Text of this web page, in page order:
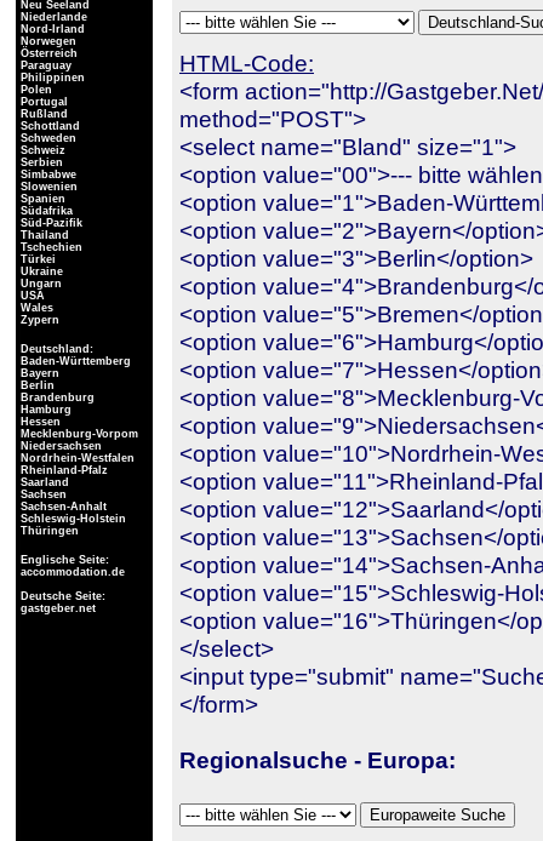
Neu Seeland
Niederlande
Nord-Irland
Norwegen
Österreich
Paraguay
Philippinen
Polen
Portugal
Rußland
Schottland
Schweden
Schweiz
Serbien
Simbabwe
Slowenien
Spanien
Südafrika
Süd-Pazifik
Thailand
Tschechien
Türkei
Ukraine
Ungarn
USA
Wales
Zypern
Deutschland:
Baden-Württemberg
Bayern
Berlin
Brandenburg
Hamburg
Hessen
Mecklenburg-Vorpom
Niedersachsen
Nordrhein-Westfalen
Rheinland-Pfalz
Saarland
Sachsen
Sachsen-Anhalt
Schleswig-Holstein
Thüringen
Englische Seite:
accommodation.de
Deutsche Seite:
gastgeber.net
HTML-Code:
<form action="http://
method="POST">
<select name="Bland" size="1">
<option value="00">--- bitte
<option value="1">Baden-
<option value="2">Bayern</
<option value="3">Berlin</option>
<option value="4">Brandenburg</
<option value="5">Bremen</
<option value="6">Hamburg</
<option value="7">Hessen</
<option value="8">Mecklenburg-
<option
<option value="10">Nordrhein-
<option value="11">Rheinland-
<option value="12">Saarland</
<option value="13">Sachsen</
<option value="14">Sachsen-
<option value="15">Schleswig-
<option value="16">Thüringen</
</select>
<input type="submit"
</form>
Regionalsuche - Europa: